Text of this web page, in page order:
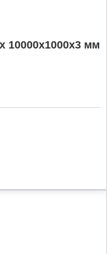
10000x1000x3 мм